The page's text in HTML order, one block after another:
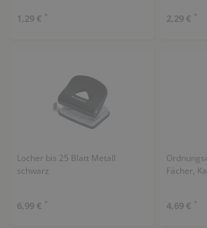
1,29 € * 2,29 € *
Locher bis 25 Blatt Metall
schwarz
6,99 € *
Fächer,
4,69 € *